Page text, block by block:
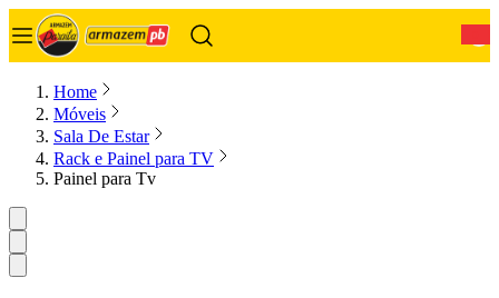
Home
Móveis
Sala De Estar
Rack e Painel para TV
Painel para Tv